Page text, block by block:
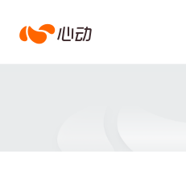
爱搜索结果